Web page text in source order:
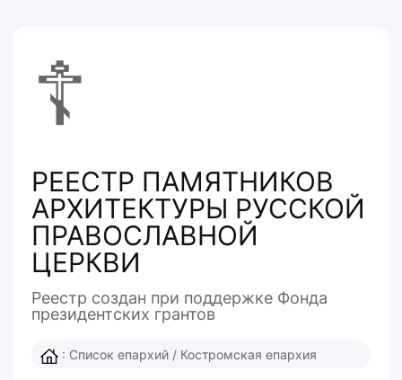
☦
РЕЕСТР ПАМЯТНИКОВ
АРХИТЕКТУРЫ РУССКОЙ
ПРАВОСЛАВНОЙ
ЦЕРКВИ
Реестр создан при поддержке Фонда
президентcких грантов
: Список епархий / Костромская епархия